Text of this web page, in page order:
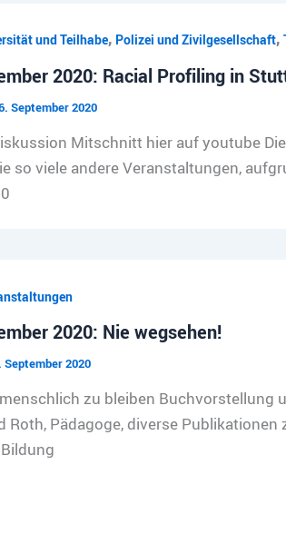
und Teilhabe, Polizei und Zivilgesellschaft,
2020: Racial Profiling in
September 2020
Mitschnitt hier auf youtube
so viele andere Veranstaltungen,
2020: Nie wegsehen!
September 2020
zu bleiben Buchvorstellung
Roth, Pädagoge, diverse